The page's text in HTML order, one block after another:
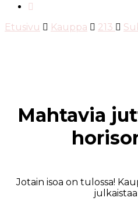
Etusivu Kauppa 213
Mahtavia
Jotain isoa on tulossa!